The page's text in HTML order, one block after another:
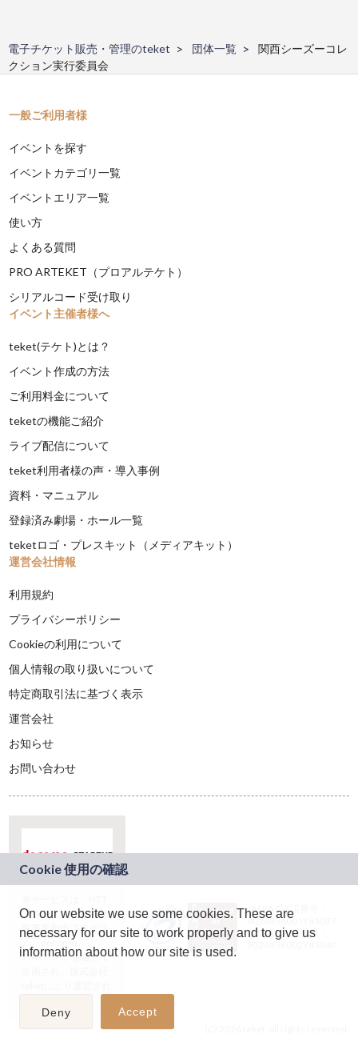
電子チケット販売・管理のteket 団体一覧
関西シーズーコレ
クション実行委員会
一般ご利用者様
イベントを探す
イベントカテゴリ一覧
イベントエリア一覧
使い方
よくある質問
PRO ARTEKET（プロアルテケト）
シリアルコード受け取り
イベント主催者様へ
teket(テケト)とは？
イベント作成の方法
ご利用料金について
teketの機能ご紹介
ライブ配信について
teket利用者様の声・導入事例
資料・マニュアル
登録済み劇場・ホール一覧
teketロゴ・プレスキット（メディアキット）
運営会社情報
利用規約
プライバシーポリシー
Cookieの利用について
個人情報の取り扱いについて
特定商取引法に基づく表示
運営会社
お知らせ
お問い合わせ
ドコモグループの新
規事業創出プログラ
ム「docomo
STARTUP」を通じて
JASRAC許諾番号：
9024936001Y45037
JASRAC許諾番号：
On our website we use some cookies. These are
necessary for our site to work properly and to give us
information about how our site is used.
Deny Accept